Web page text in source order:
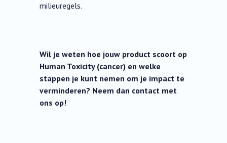
milieuregels.
Wil je weten hoe jouw product scoort op
Human Toxicity (cancer) en welke
stappen je kunt nemen om je impact te
verminderen? Neem dan contact met
ons op!